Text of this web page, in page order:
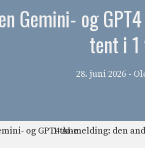
Gemini- og
tent i
28. juni 2026 -